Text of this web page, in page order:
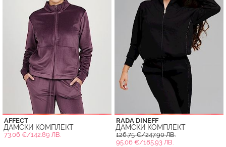
AFFECT
ДАМСКИ КОМПЛЕКТ
73.06 €/142.89 ЛВ.
RADA DINEFF
ДАМСКИ КОМПЛЕКТ
126.75 €/247.90 ЛВ.
95.06 €/185.93 ЛВ.